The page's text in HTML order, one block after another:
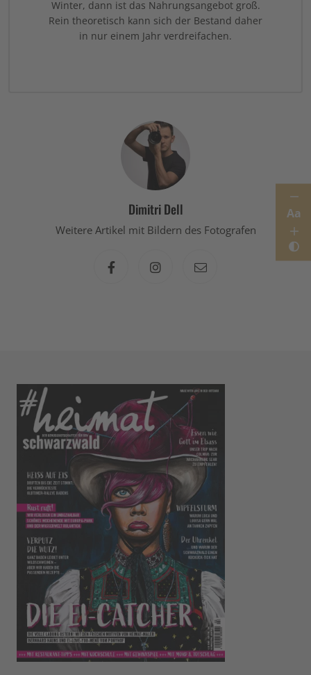
Aa
Winter, dann ist das Nahrungsangebot groß.
Rein theoretisch kann sich der Bestand daher
in nur einem Jahr verdreifachen.
Dimitri Dell
Weitere Artikel mit Bildern des Fotografen